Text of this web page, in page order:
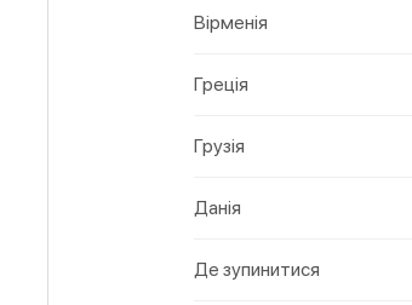
Вірменія
Греція
Грузія
Данія
Де зупинитися